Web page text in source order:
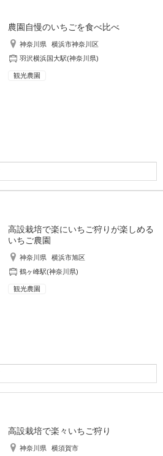
農園自慢のいちごを食べ比べ
神奈川県
横浜市神奈川区
羽沢横浜国大駅(神奈川県)
観光農園
高設栽培で楽にいちご狩りが楽しめる
いちご農園
神奈川県
横浜市旭区
鶴ヶ峰駅(神奈川県)
観光農園
高設栽培で楽々いちご狩り
神奈川県 横須賀市